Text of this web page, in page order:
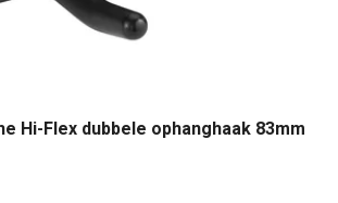
Hi-Flex dubbele ophanghaak 83mm